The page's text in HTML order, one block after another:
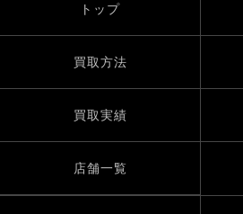
トップ
買取方法
買取実績
店舗一覧